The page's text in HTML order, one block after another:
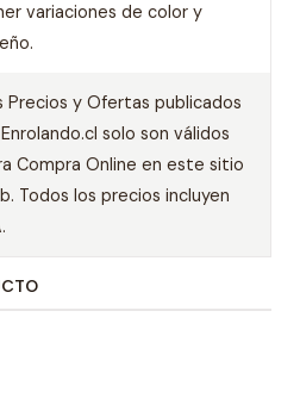
variaciones de color y
Precios y Ofertas publicados
solo son válidos
Compra Online en este sitio
Todos los precios incluyen